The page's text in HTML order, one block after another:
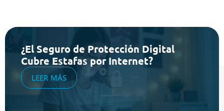
¿El Seguro de Protección Digital
Cubre Estafas por Internet?
LEER MÁS